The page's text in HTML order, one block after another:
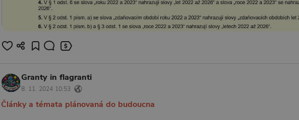
Granty in flagranti
8. 11. 2024 10:53
Články a témata plánovaná do budoucna